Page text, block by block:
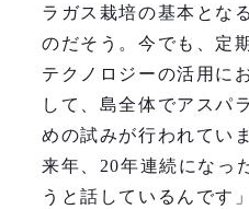
ラガス栽培の基本とな
のだそう。今でも、定
テクノロジーの活用に
して、島全体でアスパ
めの試みが行われてい
来年、20年連続になっ
うと話しているんです